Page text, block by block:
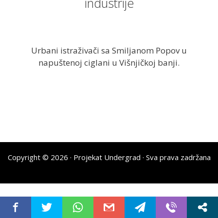
Urbani istraživači sa Smiljanom Popov u
napuštenoj ciglani u Višnjičkoj banji.
Copyright © 2026 · Projekat Undergrad · Sva prava zadržana